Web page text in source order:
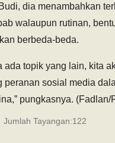
dia menambahkan
walaupun rutinan,
berbeda-beda.
ada topik yang lain, kita
peranan sosial media
pungkasnya. (Fadlan/
Jumlah Tayangan:122